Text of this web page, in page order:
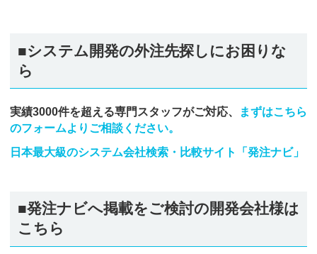
■システム開発の外注先探しにお困りな
ら
実績3000件を超える専門スタッフがご対応、
まずはこちら
のフォームよりご相談ください。
日本最大級のシステム会社検索・比較サイト「発注ナビ」
■発注ナビへ掲載をご検討の開発会社様は
こちら